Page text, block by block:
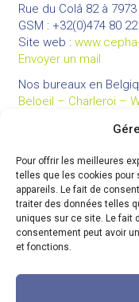
Pour offrir les meilleures
telles que les cookies
appareils. Le fait de
traiter des données telles
uniques sur ce site. Le fait
consentement peut avoir
et fonctions.
Rue du Colâ 82 à
GSM : +32(0)474 80
Site web :
Envoyer un mail
Nos bureaux en
Beloeil – Charleroi –
LIENS UTILES
Mentions légales
Conditions
Politique de
Partenaires
Code de